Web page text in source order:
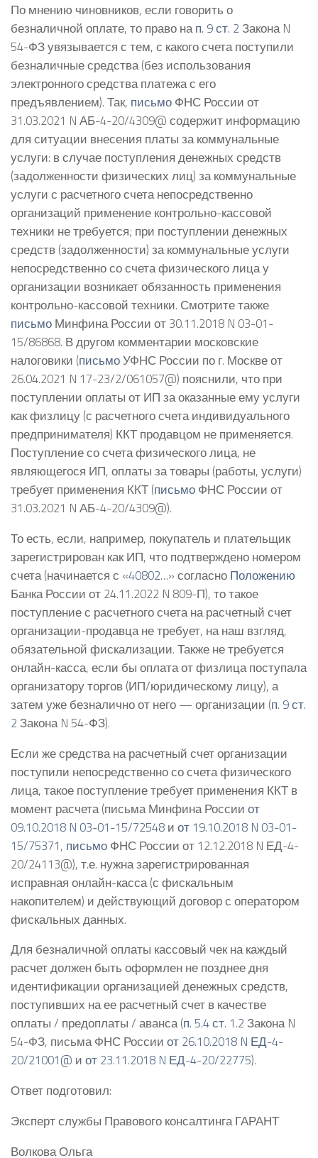
По мнению чиновников, если говорить о
безналичной оплате, то право нап. 9 ст. 2Закона N
54-ФЗ увязывается с тем, с какого счета поступили
безналичные средства (без использования
электронного средства платежа с его
предъявлением). Так, письмо ФНС России от
31.03.2021 N АБ-4-20/4309@ содержит информацию
для ситуации внесения платы за коммунальные
услуги: в случае поступления денежных средств
(задолженности физических лиц) за коммунальные
услуги с расчетного счета непосредственно
организаций применение контрольно-кассовой
техники не требуется; при поступлении денежных
средств (задолженности) за коммунальные услуги
непосредственно со счета физического лица у
организации возникает обязанность применения
контрольно-кассовой техники. Смотрите также
письмо Минфина России от 30.11.2018 N 03-01-
15/86868. В другом комментарии московские
налоговики (письмоУФНС России по г. Москве от
26.04.2021 N 17-23/2/061057@) пояснили, что при
поступлении оплаты от ИП за оказанные ему услуги
как физлицу (с расчетного счета индивидуального
предпринимателя) ККТ продавцом не применяется.
Поступление со счета физического лица, не
являющегося ИП, оплаты за товары (работы, услуги)
требует применения ККТ (письмо ФНС России от
31.03.2021 N АБ-4-20/4309@).
То есть, если, например, покупатель и плательщик
зарегистрирован как ИП, что подтверждено номером
счета (начинается с «40802…» согласно Положению
Банка России от 24.11.2022 N 809-П), то такое
поступление с расчетного счета на расчетный счет
организации-продавца не требует, на наш взгляд,
обязательной фискализации. Также не требуется
онлайн-касса, если бы оплата от физлица поступала
организатору торгов (ИП/юридическому лицу), а
затем уже безналично от него — организации (п. 9 ст.
2Закона N 54-ФЗ).
Если же средства на расчетный счет организации
поступили непосредственно со счета физического
лица, такое поступление требует применения ККТ в
момент расчета (письма Минфина России от
09.10.2018 N 03-01-15/72548 и от 19.10.2018 N 03-01-
15/75371, письмо ФНС России от 12.12.2018 N ЕД-4-
20/24113@), т.е. нужна зарегистрированная
исправная онлайн-касса (с фискальным
накопителем) и действующий договор с оператором
фискальных данных.
Для безналичной оплаты кассовый чек на каждый
расчет должен быть оформлен не позднее дня
идентификации организацией денежных средств,
поступивших на ее расчетный счет в качестве
оплаты / предоплаты / аванса (п. 5.4 ст. 1.2Закона N
54-ФЗ, письма ФНС России от 26.10.2018 N ЕД-4-
20/21001@ и от 23.11.2018 N ЕД-4-20/22775).
Ответ подготовил:
Эксперт службы Правового консалтинга ГАРАНТ
Волкова Ольга